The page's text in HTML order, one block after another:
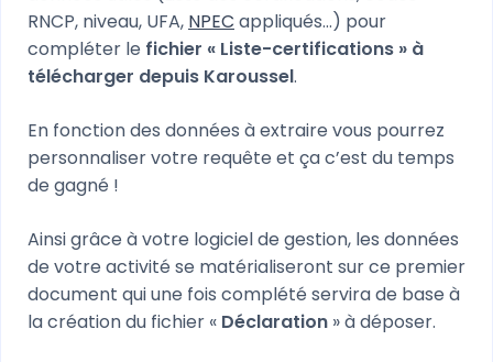
RNCP, niveau, UFA, NPEC appliqués…) pour
compléter le fichier « Liste-certifications » à
télécharger depuis Karoussel.
En fonction des données à extraire vous pourrez
personnaliser votre requête et ça c’est du temps
de gagné !
Ainsi grâce à votre logiciel de gestion, les données
de votre activité se matérialiseront sur ce premier
document qui une fois complété servira de base à
la création du fichier « Déclaration » à déposer.